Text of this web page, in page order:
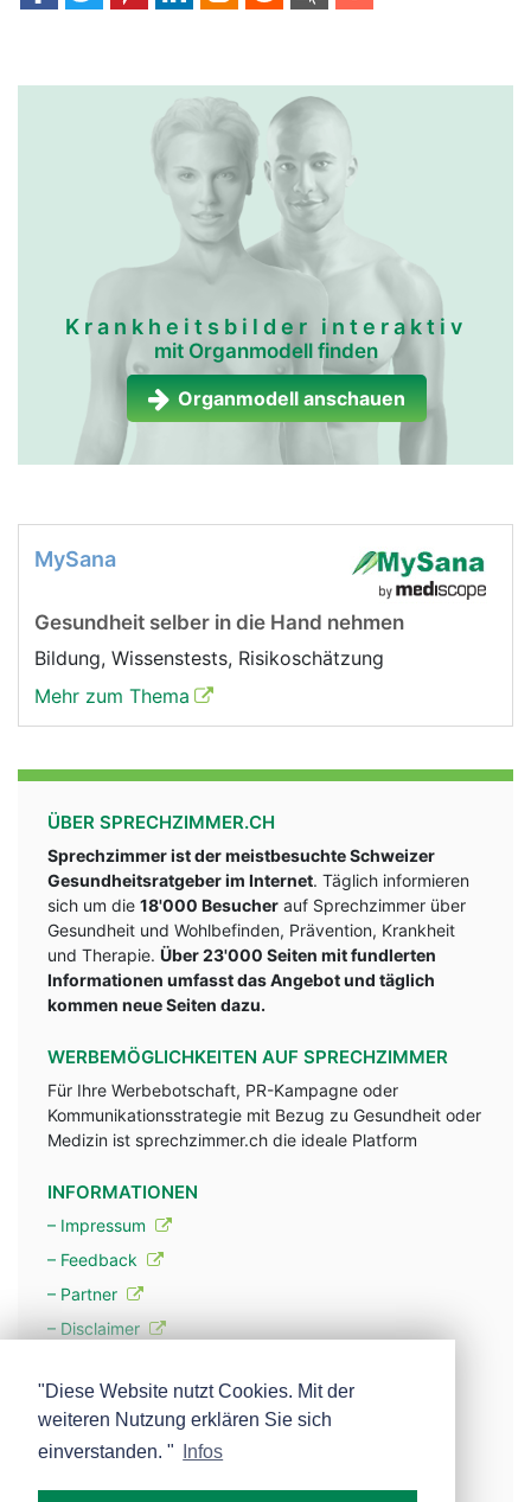
Krankheitsbilder interaktiv
mit Organmodell finden
Organmodell anschauen
MySana
Gesundheit selber in die Hand nehmen
Bildung, Wissenstests, Risikoschätzung
Mehr zum Thema
ÜBER SPRECHZIMMER.CH
Sprechzimmer ist der meistbesuchte Schweizer
Gesundheitsratgeber im Internet. Täglich informieren
sich um die 18'000 Besucher auf Sprechzimmer über
Gesundheit und Wohlbefinden, Prävention, Krankheit
und Therapie. Über 23'000 Seiten mit fundlerten
Informationen umfasst das Angebot und täglich
kommen neue Seiten dazu.
WERBEMÖGLICHKEITEN AUF SPRECHZIMMER
Für Ihre Werbebotschaft, PR-Kampagne oder
Kommunikationsstrategie mit Bezug zu Gesundheit oder
Medizin ist sprechzimmer.ch die ideale Platform
INFORMATIONEN
– Impressum
– Feedback
– Partner
– Disclaimer
– Werbung
– Mehr über unsere Experten
"Diese Website nutzt Cookies. Mit der
weiteren Nutzung erklären Sie sich
einverstanden. "
Infos